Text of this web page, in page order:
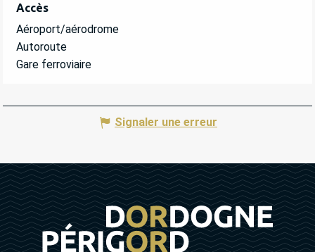
Accès
Accès
Aéroport/aérodrome
Autoroute
Gare ferroviaire
Signaler une erreur